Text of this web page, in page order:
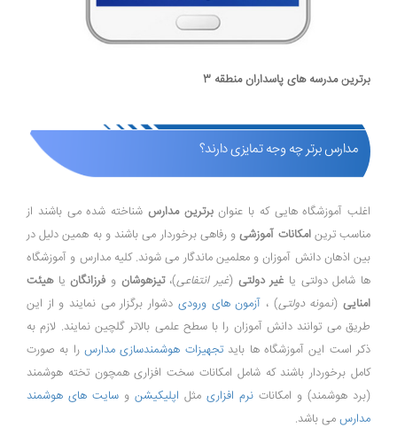
برترین مدرسه های پاسداران منطقه 3
مدارس برتر چه وجه تمایزی دارند؟
اغلب آموزشگاه هایی که با عنوانبرترین مدارس شناخته شده می باشند از
مناسب ترین امکانات آموزشیو رفاهی برخوردار می باشند و به همین دلیل در
بین اذهان دانش آموزان و معلمین ماندگار می شوند. کلیه مدارس و آموزشگاه
ها شامل دولتی یا غیر دولتی (غیر انتفاعی)،تیزهوشان و فرزانگانیاهیئت
امنایی(نمونه دولتی) ، آزمون های ورودی دشوار برگزار می نمایند و از این
طریق می توانند دانش آموزان را با سطح علمی بالاتر گلچین نمایند. لازم به
ذکر است این آموزشگاه ها بایدتجهیزات هوشمندسازی مدارسرا به صورت
کامل برخوردار باشند که شامل امکانات سخت افزاری همچون تخته هوشمند
(برد هوشمند) و امکانات نرم افزاری مثل اپلیکیشن و سایت های هوشمند
مدارس می باشد.